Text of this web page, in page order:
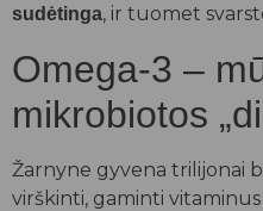
sudėtinga, ir tuomet
Omega-3 –
mikrobiotos
Žarnyne gyvena trilijonai
virškinti, gaminti